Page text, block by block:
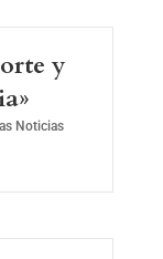
y
Noticias